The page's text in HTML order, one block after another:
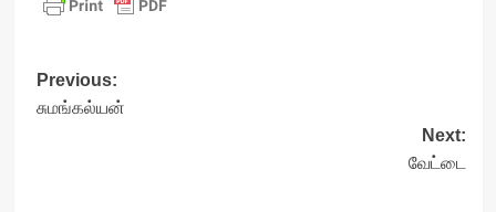
Post
navigation
Previous:
சுமங்கல்யன்
Next:
வேட்டை